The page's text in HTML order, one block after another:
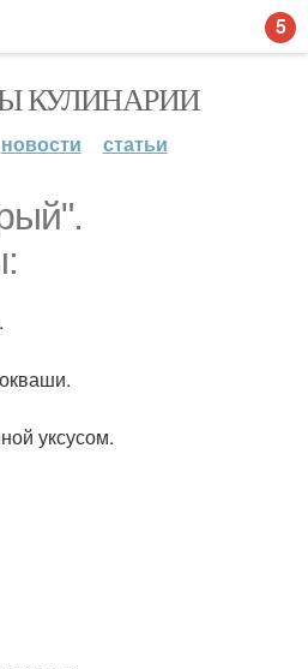
КУЛИНАРИИ
новости статьи
уксусом.
5